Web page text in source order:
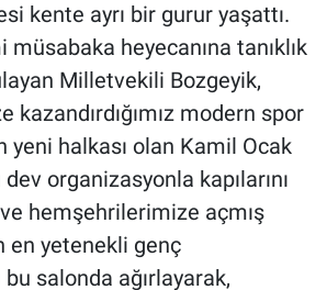
kente ayrı bir gurur yaşattı.
heyecanına tanıklık
Milletvekili Bozgeyik,
kazandırdığımız modern spor
yeni halkası olan Kamil Ocak
organizasyonla kapılarını
hemşehrilerimize açmış
en yetenekli genç
bu salonda ağırlayarak,